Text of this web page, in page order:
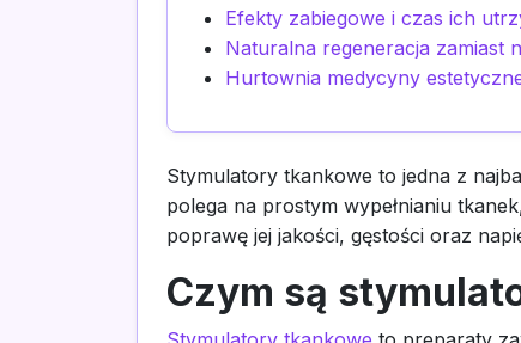
Efekty zabiegowe i czas ich
Naturalna regeneracja zamiast
Hurtownia medycyny
Stymulatory tkankowe to jedna z
polega na prostym wypełnianiu
poprawę jej jakości, gęstości oraz
Czym są